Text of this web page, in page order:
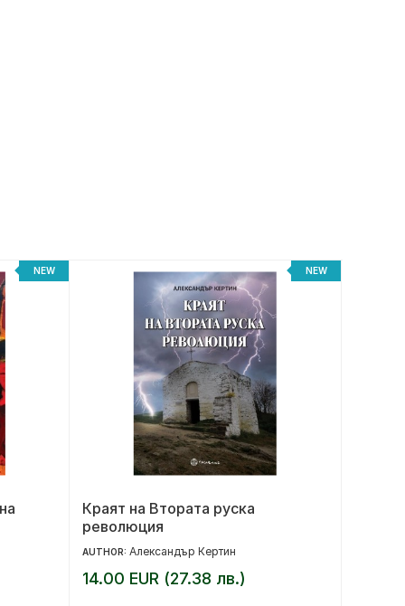
NEW NEW
Краят на Втората руска
революция
AUTHOR: Александър Кертин
14.00 EUR (27.38 лв.)